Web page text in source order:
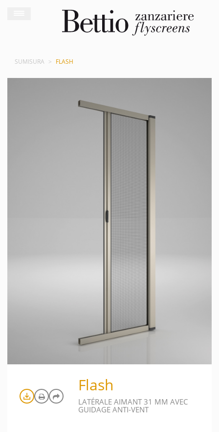
SUMISURA FLASH
Flash
LATÉRALE AIMANT 31 MM AVEC
GUIDAGE ANTI-VENT